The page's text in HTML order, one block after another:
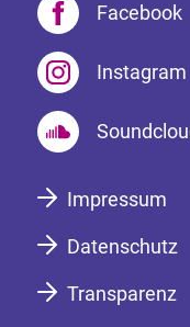
Facebook
Instagram
Impressum
Datenschutz
Transparenz